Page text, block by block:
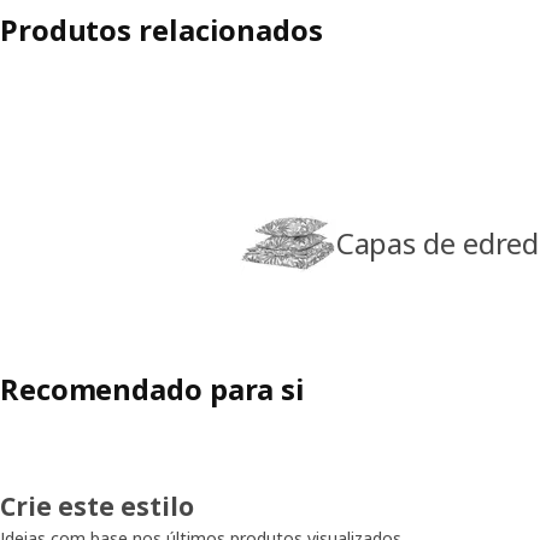
Produtos relacionados
Capas de
Recomendado para si
Crie este estilo